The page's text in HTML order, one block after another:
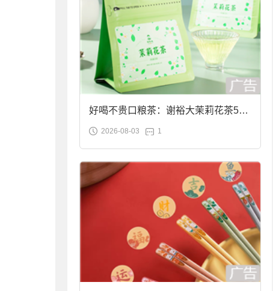
好喝不贵口粮茶：谢裕大茉莉花茶50g
袋装9.9元到手
2026-08-03 1